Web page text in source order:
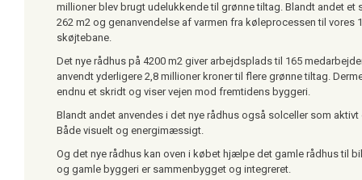
millioner blev brugt udelukkende til grønne tiltag. Blandt andet
262 m2 og genanvendelse af varmen fra køleprocessen til vores
skøjtebane.
Det nye rådhus på 4200 m2 giver arbejdsplads til 165
anvendt yderligere 2,8 millioner kroner til flere grønne tiltag.
endnu et skridt og viser vejen mod fremtidens byggeri.
Blandt andet anvendes i det nye rådhus også solceller som
Både visuelt og energimæssigt.
Og det nye rådhus kan oven i købet hjælpe det gamle rådhus til
og gamle byggeri er sammenbygget og integreret.